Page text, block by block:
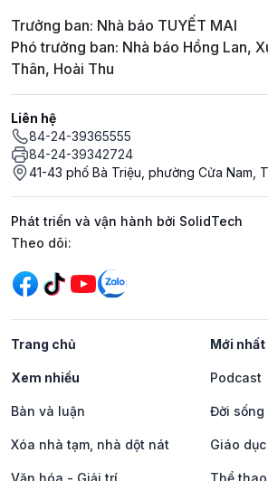
Trưởng ban: Nhà báo TUYẾT MAI
Phó trưởng ban: Nhà báo Hồng Lan,
Thân, Hoài Thu
Liên hệ
84-24-39365555
84-24-39342724
41-43 phố Bà Triệu, phường Cửa Nam,
Phát triển và vận hành bởi SolidTech
Mạng xã hội
Theo dõi:
Trang chủ Mới nhất
Xem nhiều Podcast
Bàn và luận Đời sống
Xóa nhà tạm, nhà dột nát Giáo
Văn hóa - Giải trí Thể thao